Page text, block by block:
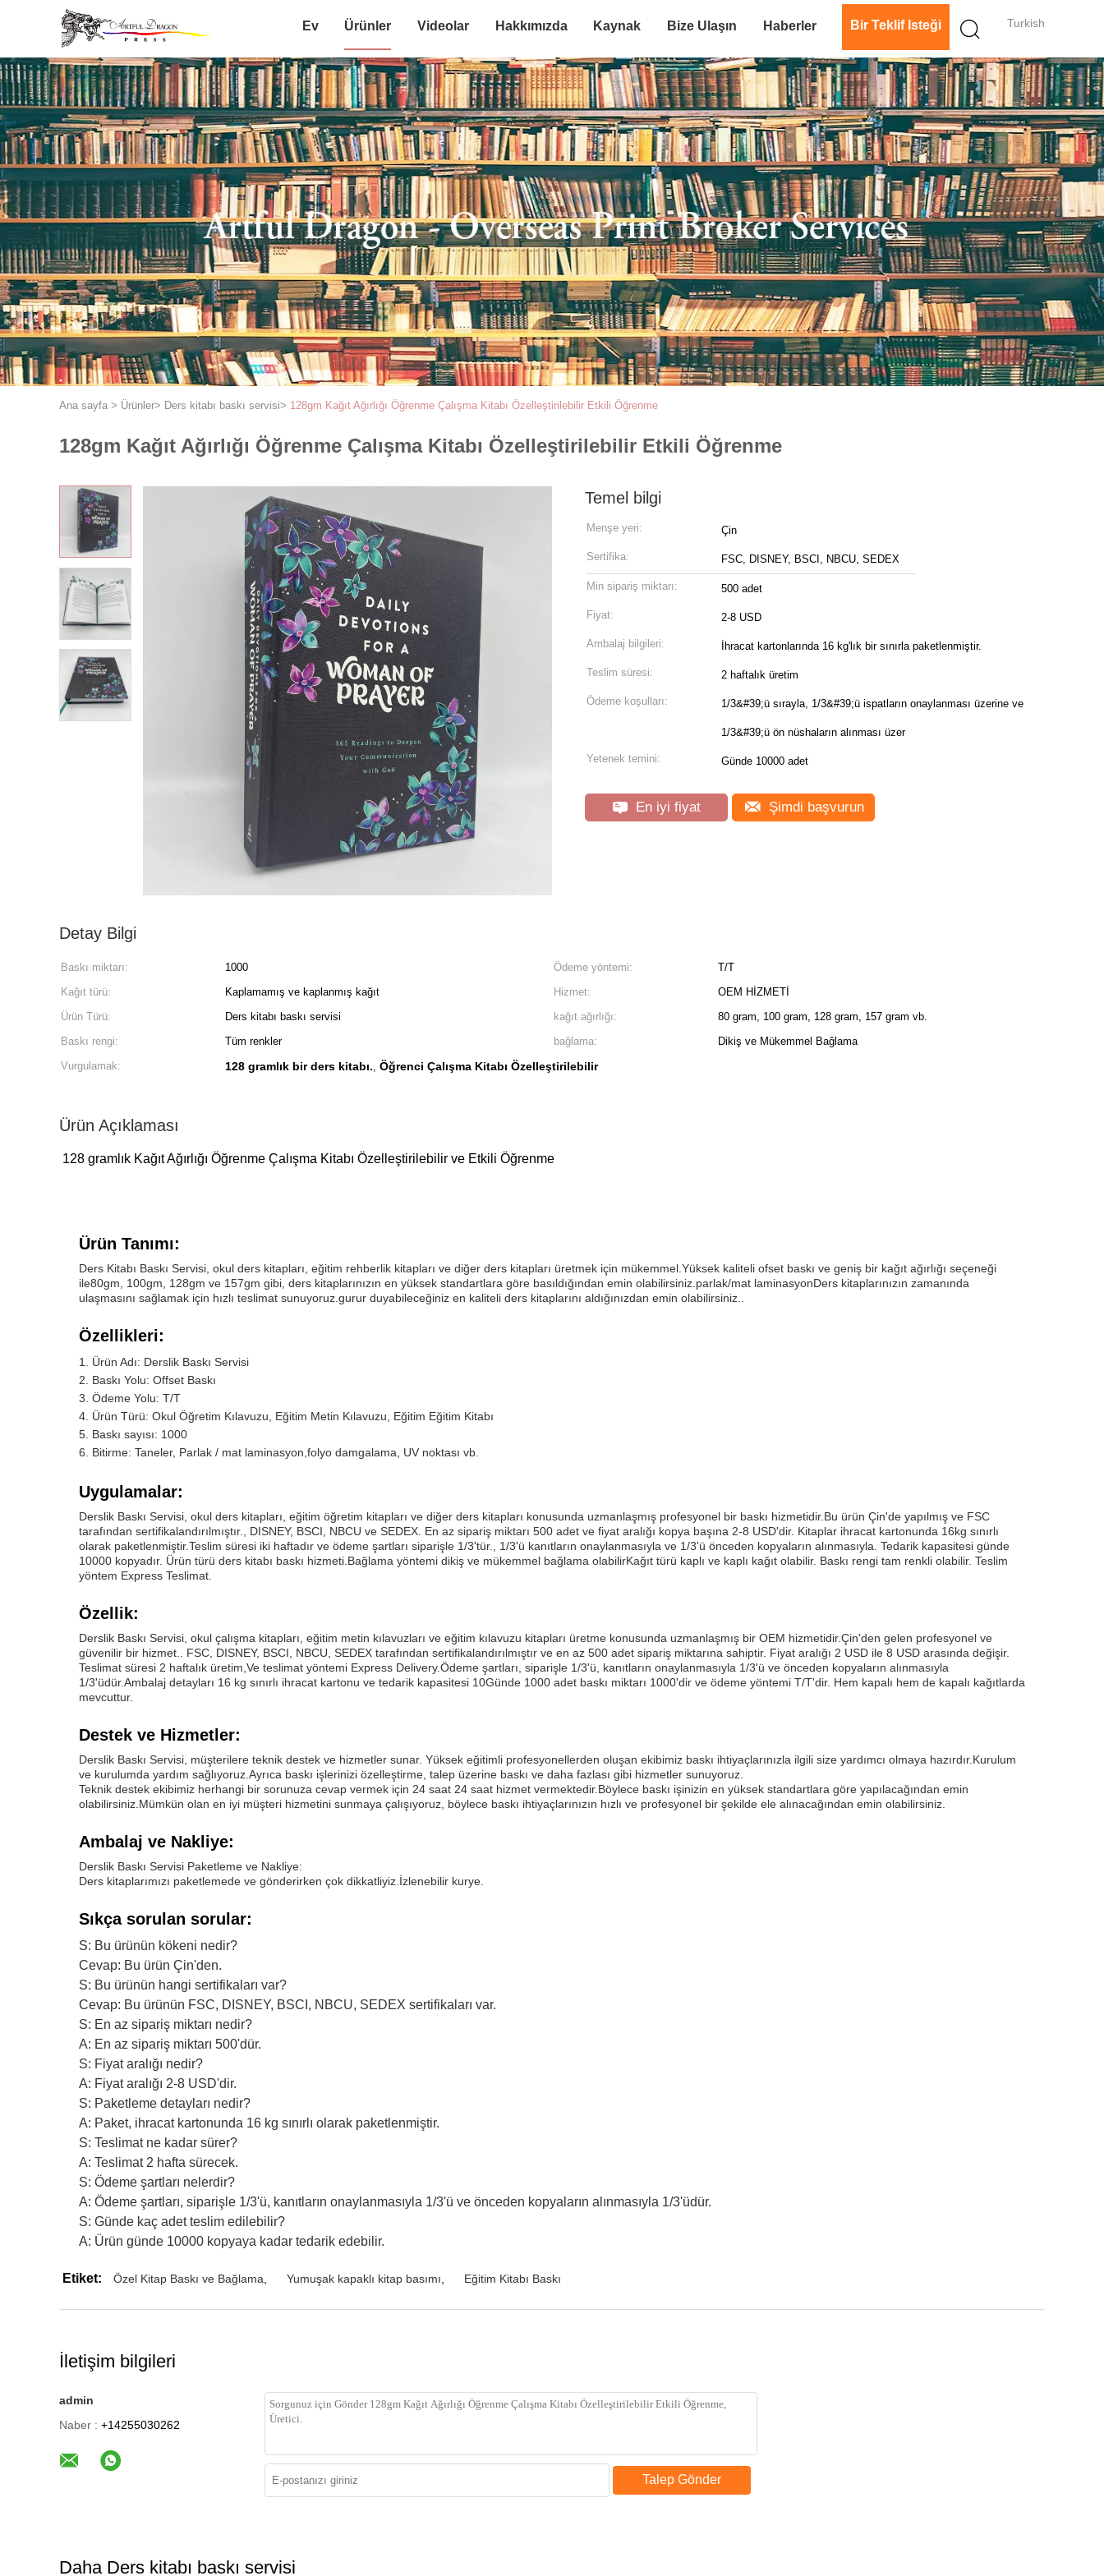
Turkish
Ev Ürünler Videolar Hakkımızda Kaynak Bize Ulaşın Haberler Bir Teklif Isteği
Ana sayfa > Ürünler> Ders kitabı baskı servisi> 128gm Kağıt Ağırlığı Öğrenme Çalışma Kitabı Özelleştirilebilir Etkili Öğrenme
128gm Kağıt Ağırlığı Öğrenme Çalışma Kitabı Özelleştirilebilir Etkili Öğrenme
Temel bilgi
Menşe yeri: Çin
Sertifika: FSC, DISNEY, BSCI, NBCU, SEDEX
Min sipariş miktarı: 500 adet
Fiyat: 2-8 USD
Ambalaj bilgileri: İhracat kartonlarında 16 kg'lık bir sınırla paketlenmiştir.
Teslim süresi: 2 haftalık üretim
Ödeme koşulları: 1/3&#39;ü sırayla, 1/3&#39;ü ispatların onaylanması üzerine ve
1/3&#39;ü ön nüshaların alınması üzer
Yetenek temini: Günde 10000 adet
En iyi fiyat Şimdi başvurun
Detay Bilgi
Baskı miktarı: 1000 Ödeme yöntemi:
T/T
Kağıt türü:
Kaplamamış ve kaplanmış kağıt Hizmet:
OEM HİZMETİ
Ürün Türü:
Ders kitabı baskı servisi kağıt ağırlığı:
80 gram, 100 gram, 128 gram, 157 gram vb.
Baskı rengi:
Tüm renkler bağlama:
Dikiş ve Mükemmel Bağlama
Vurgulamak:
128 gramlık bir ders kitabı., Öğrenci Çalışma Kitabı Özelleştirilebilir
Ürün Açıklaması
128 gramlık Kağıt Ağırlığı Öğrenme Çalışma Kitabı Özelleştirilebilir ve Etkili Öğrenme
Ürün Tanımı:
Ders Kitabı Baskı Servisi, okul ders kitapları, eğitim rehberlik kitapları ve diğer ders kitapları üretmek için mükemmel.Yüksek kaliteli ofset baskı ve geniş bir kağıt ağırlığı seçeneği
ile80gm, 100gm, 128gm ve 157gm gibi, ders kitaplarınızın en yüksek standartlara göre basıldığından emin olabilirsiniz.parlak/mat laminasyonDers kitaplarınızın zamanında
ulaşmasını sağlamak için hızlı teslimat sunuyoruz.gurur duyabileceğiniz en kaliteli ders kitaplarını aldığınızdan emin olabilirsiniz..
Özellikleri:
Ürün Adı: Derslik Baskı Servisi
Baskı Yolu: Offset Baskı
Ödeme Yolu: T/T
Ürün Türü: Okul Öğretim Kılavuzu, Eğitim Metin Kılavuzu, Eğitim Eğitim Kitabı
Baskı sayısı: 1000
Bitirme: Taneler, Parlak / mat laminasyon,folyo damgalama, UV noktası vb.
Uygulamalar:
Derslik Baskı Servisi, okul ders kitapları, eğitim öğretim kitapları ve diğer ders kitapları konusunda uzmanlaşmış profesyonel bir baskı hizmetidir.Bu ürün Çin'de yapılmış ve FSC
tarafından sertifikalandırılmıştır., DISNEY, BSCI, NBCU ve SEDEX. En az sipariş miktarı 500 adet ve fiyat aralığı kopya başına 2-8 USD'dir. Kitaplar ihracat kartonunda 16kg sınırlı
olarak paketlenmiştir.Teslim süresi iki haftadır ve ödeme şartları siparişle 1/3'tür., 1/3'ü kanıtların onaylanmasıyla ve 1/3'ü önceden kopyaların alınmasıyla. Tedarik kapasitesi günde
10000 kopyadır. Ürün türü ders kitabı baskı hizmeti.Bağlama yöntemi dikiş ve mükemmel bağlama olabilirKağıt türü kaplı ve kaplı kağıt olabilir. Baskı rengi tam renkli olabilir. Teslim
yöntem Express Teslimat.
Özellik:
Derslik Baskı Servisi, okul çalışma kitapları, eğitim metin kılavuzları ve eğitim kılavuzu kitapları üretme konusunda uzmanlaşmış bir OEM hizmetidir.Çin'den gelen profesyonel ve
güvenilir bir hizmet.. FSC, DISNEY, BSCI, NBCU, SEDEX tarafından sertifikalandırılmıştır ve en az 500 adet sipariş miktarına sahiptir. Fiyat aralığı 2 USD ile 8 USD arasında değişir.
Teslimat süresi 2 haftalık üretim,Ve teslimat yöntemi Express Delivery.Ödeme şartları, siparişle 1/3'ü, kanıtların onaylanmasıyla 1/3'ü ve önceden kopyaların alınmasıyla
1/3'üdür.Ambalaj detayları 16 kg sınırlı ihracat kartonu ve tedarik kapasitesi 10Günde 1000 adet baskı miktarı 1000'dir ve ödeme yöntemi T/T'dir. Hem kapalı hem de kapalı kağıtlarda
mevcuttur.
Destek ve Hizmetler:
Derslik Baskı Servisi, müşterilere teknik destek ve hizmetler sunar. Yüksek eğitimli profesyonellerden oluşan ekibimiz baskı ihtiyaçlarınızla ilgili size yardımcı olmaya hazırdır.Kurulum
ve kurulumda yardım sağlıyoruz.Ayrıca baskı işlerinizi özelleştirme, talep üzerine baskı ve daha fazlası gibi hizmetler sunuyoruz.
Teknik destek ekibimiz herhangi bir sorunuza cevap vermek için 24 saat 24 saat hizmet vermektedir.Böylece baskı işinizin en yüksek standartlara göre yapılacağından emin
olabilirsiniz.Mümkün olan en iyi müşteri hizmetini sunmaya çalışıyoruz, böylece baskı ihtiyaçlarınızın hızlı ve profesyonel bir şekilde ele alınacağından emin olabilirsiniz.
Ambalaj ve Nakliye:
Derslik Baskı Servisi Paketleme ve Nakliye:
Ders kitaplarımızı paketlemede ve gönderirken çok dikkatliyiz.İzlenebilir kurye.
Sıkça sorulan sorular:
S: Bu ürünün kökeni nedir?
Cevap: Bu ürün Çin'den.
S: Bu ürünün hangi sertifikaları var?
Cevap: Bu ürünün FSC, DISNEY, BSCI, NBCU, SEDEX sertifikaları var.
S: En az sipariş miktarı nedir?
A: En az sipariş miktarı 500'dür.
S: Fiyat aralığı nedir?
A: Fiyat aralığı 2-8 USD'dir.
S: Paketleme detayları nedir?
A: Paket, ihracat kartonunda 16 kg sınırlı olarak paketlenmiştir.
S: Teslimat ne kadar sürer?
A: Teslimat 2 hafta sürecek.
S: Ödeme şartları nelerdir?
A: Ödeme şartları, siparişle 1/3'ü, kanıtların onaylanmasıyla 1/3'ü ve önceden kopyaların alınmasıyla 1/3'üdür.
S: Günde kaç adet teslim edilebilir?
A: Ürün günde 10000 kopyaya kadar tedarik edebilir.
Etiket: Özel Kitap Baskı ve Bağlama Yumuşak kapaklı kitap basımı Eğitim Kitabı Baskı
İletişim bilgileri
admin
Naber : +14255030262
Talep Gönder
Daha Ders kitabı baskı servisi